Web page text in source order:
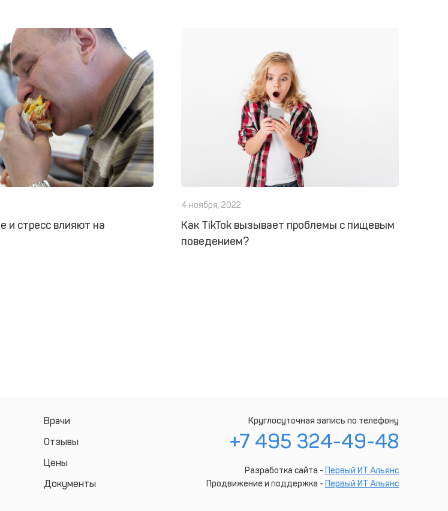
и стресс влияют на
4 ноября, 2022
Как TikTok вызывает проблемы с пищевым
поведением?
Врачи
Отзывы
Цены
Документы
Круглосуточная запись по телефону
+7 495 324-49-48
Разработка сайта - Первый ИТ Альянс
Продвижение и поддержка - Первый ИТ Альянс